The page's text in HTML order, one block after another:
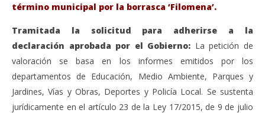
VIENDO AHORA
El Alcalde de Coslada envía a Interior y a Delegación
del Gobierno los primeros informes como zona
gravemente afectada por la nevada.
enero
21,
término municipal por la borrasca ‘Filomena’.
Tramitada la solicitud para adherirse a la
declaración aprobada por el Gobierno: La petición de
valoración se basa en los informes emitidos por los
departamentos de Educación, Medio Ambiente, Parques y
Jardines, Vías y Obras, Deportes y Policía Local. Se sustenta
jurídicamente en el artículo 23 de la Ley 17/2015, de 9 de julio